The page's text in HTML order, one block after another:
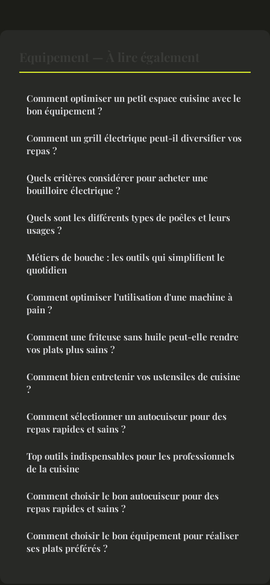
Comment optimiser un petit espace cuisine avec le
bon équipement ?
Comment un grill électrique peut-il diversifier vos
repas ?
Quels critères considérer pour acheter une
bouilloire électrique ?
Quels sont les différents types de poêles et leurs
usages ?
Métiers de bouche : les outils qui simplifient le
quotidien
Comment optimiser l'utilisation d'une machine à
pain ?
Comment une friteuse sans huile peut-elle rendre
vos plats plus sains ?
Comment bien entretenir vos ustensiles de cuisine
?
Comment sélectionner un autocuiseur pour des
repas rapides et sains ?
Top outils indispensables pour les professionnels
de la cuisine
Comment choisir le bon autocuiseur pour des
repas rapides et sains ?
Comment choisir le bon équipement pour réaliser
ses plats préférés ?